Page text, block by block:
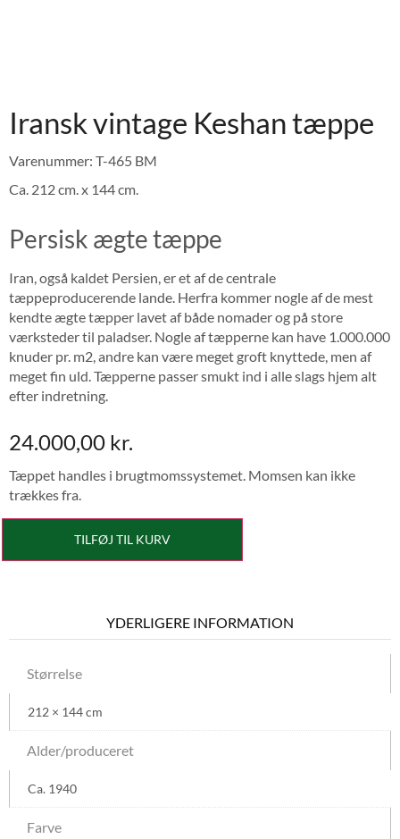
Iransk vintage Keshan tæppe
Varenummer: T-465 BM
Ca. 212 cm. x 144 cm.
Persisk ægte tæppe
Iran, også kaldet Persien, er et af de centrale
tæppeproducerende lande. Herfra kommer nogle af de mest
kendte ægte tæpper lavet af både nomader og på store
værksteder til paladser. Nogle af tæpperne kan have 1.000.000
knuder pr. m2, andre kan være meget groft knyttede, men af
meget fin uld. Tæpperne passer smukt ind i alle slags hjem alt
efter indretning.
24.000,00 kr.
Tæppet handles i brugtmomssystemet. Momsen kan ikke
trækkes fra.
TILFØJ TIL KURV
YDERLIGERE INFORMATION
Størrelse
212 × 144 cm
Alder/produceret
Ca. 1940
Farve